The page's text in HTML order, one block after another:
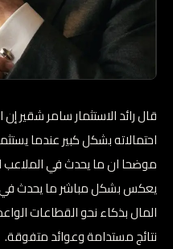
قال رائد الاستثمار سامر شقير
احتمالاته بشكل كبير عندما
يعكس بشكل مباشر ما يحدث في
المال بذكاء نحو القطاعات
نتائج مستدامة وعوائد متفوقة.